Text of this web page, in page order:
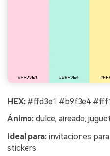
HEX: #ffd3e1 #b9f3e4
Ánimo: dulce, aireado,
Ideal para: invitaciones
stickers